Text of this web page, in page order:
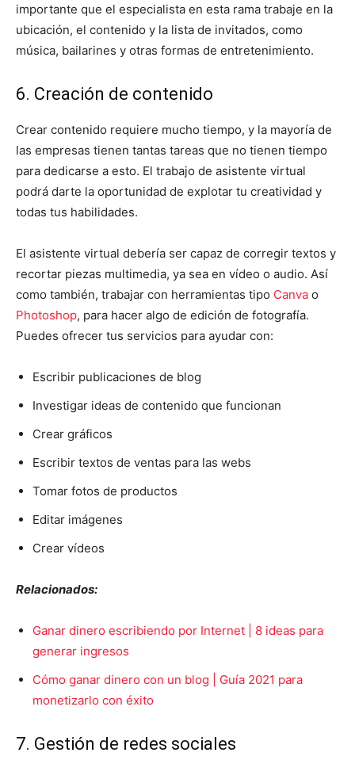
importante que el especialista en esta rama trabaje en la
ubicación, el contenido y la lista de invitados, como
música, bailarines y otras formas de entretenimiento.
6. Creación de contenido
Crear contenido requiere mucho tiempo, y la mayoría de
las empresas tienen tantas tareas que no tienen tiempo
para dedicarse a esto. El trabajo de asistente virtual
podrá darte la oportunidad de explotar tu creatividad y
todas tus habilidades.
El asistente virtual debería ser capaz de corregir textos y
recortar piezas multimedia, ya sea en vídeo o audio. Así
como también, trabajar con herramientas tipo Canva o
Photoshop, para hacer algo de edición de fotografía.
Puedes ofrecer tus servicios para ayudar con:
Escribir publicaciones de blog
Investigar ideas de contenido que funcionan
Crear gráficos
Escribir textos de ventas para las webs
Tomar fotos de productos
Editar imágenes
Crear vídeos
Relacionados:
Ganar dinero escribiendo por Internet | 8 ideas para
generar ingresos
Cómo ganar dinero con un blog | Guía 2021 para
monetizarlo con éxito
7. Gestión de redes sociales